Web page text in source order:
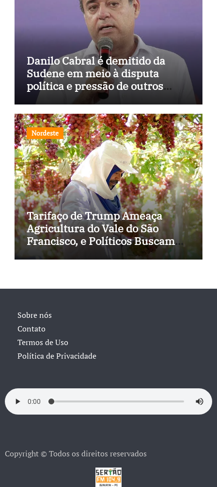
Danilo Cabral é demitido da
Sudene em meio à disputa
política e pressão de outros
estados
Nordeste
Tarifaço de Trump Ameaça
Agricultura do Vale do São
Francisco, e Políticos Buscam
Soluções
Sobre nós
Contato
Termos de Uso
Política de Privacidade
Copyright © Todos os direitos reservados